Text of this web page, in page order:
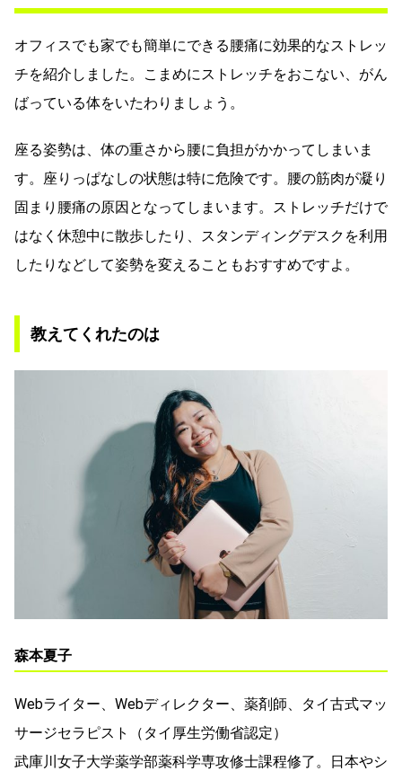
オフィスでも家でも簡単にできる腰痛に効果的なストレッ
チを紹介しました。こまめにストレッチをおこない、がん
ばっている体をいたわりましょう。
座る姿勢は、体の重さから腰に負担がかかってしまいま
す。座りっぱなしの状態は特に危険です。腰の筋肉が凝り
固まり腰痛の原因となってしまいます。ストレッチだけで
はなく休憩中に散歩したり、スタンディングデスクを利用
したりなどして姿勢を変えることもおすすめですよ。
教えてくれたのは
森本夏子
Webライター、Webディレクター、薬剤師、タイ古式マッ
サージセラピスト（タイ厚生労働省認定）
武庫川女子大学薬学部薬科学専攻修士課程修了。日本やシ